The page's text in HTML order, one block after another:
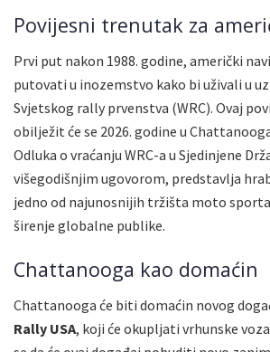
Povijesni trenutak za
Prvi put nakon 1988. godine, američki
putovati u inozemstvo kako bi uživali u
Svjetskog rally prvenstva (WRC). Ovaj
obilježit će se 2026. godine u
Odluka o vraćanju WRC-a u Sjedinjene
višegodišnjim ugovorom, predstavlja
jedno od najunosnijih tržišta moto
širenje globalne publike.
Chattanooga kao domaćin
Chattanooga će biti domaćin novog
Rally USA, koji će okupljati vrhunske